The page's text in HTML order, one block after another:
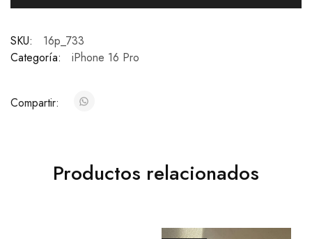
SKU:
16p_733
Categoría:
iPhone 16 Pro
Compartir:
Productos relacionados